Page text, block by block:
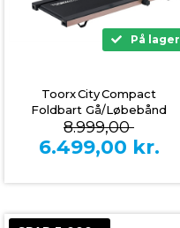
På lager
Toorx City Compact
Foldbart Gå/Løbebånd
(Rose Gold)
8.999,00
6.499,00 kr.